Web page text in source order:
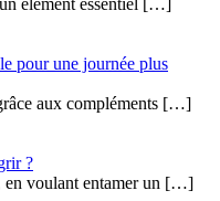
élément essentiel […]
pour une journée plus
aux compléments […]
?
en voulant entamer un […]